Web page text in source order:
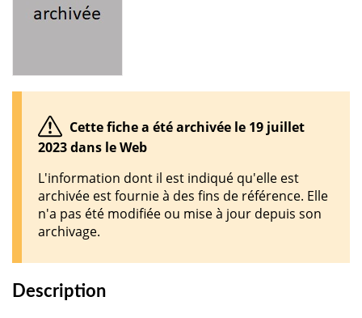
Cette fiche a été archivée le 19 juillet
2023 dans le Web
L'information dont il est indiqué qu'elle est
archivée est fournie à des fins de référence. Elle
n'a pas été modifiée ou mise à jour depuis son
archivage.
Description